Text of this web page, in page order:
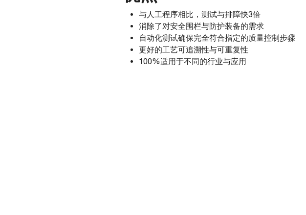
与人工程序相比，测试与排障快3倍
消除了对安全围栏与防护装备的需求
自动化测试确保完全符合指定的质量控制步骤
更好的工艺可追溯性与可重复性
100%适用于不同的行业与应用